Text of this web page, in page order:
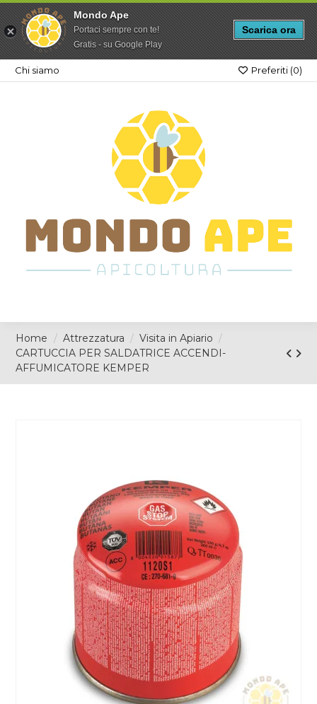
Mondo Ape
Portaci sempre con te!
Gratis - su Google Play
Scarica ora
Chi siamo Preferiti (0)
Home Attrezzatura
Visita in Apiario
CARTUCCIA PER SALDATRICE ACCENDI-
AFFUMICATORE KEMPER